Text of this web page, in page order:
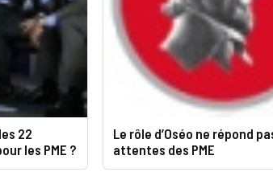
22
les PME ?
Le rôle d’Oséo ne répond
attentes des PME